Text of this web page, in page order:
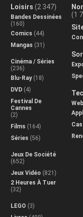
Loisirs (2 347)
Bandes Dessinées
(160)
Comics (44)
Mangas (31)
Cinéma / Séries
(236)
Blu-Ray(18)
DVD(4)
Festival De
Cannes
(2)
Films (164)
Séries (56)
Jeux De Société
(652)
Jeux Vidéo (821)
2 Heures À Tuer
(32)
LEGO (3)
(1
Web